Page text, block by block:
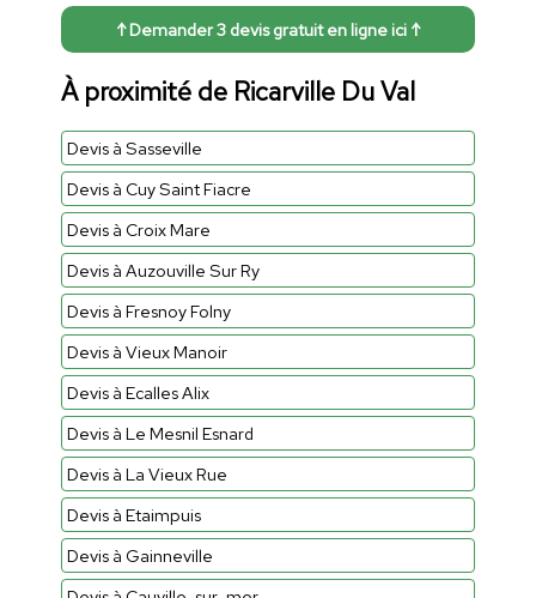
↑ Demander 3 devis gratuit en ligne ici ↑
À proximité de Ricarville Du Val
Devis à Sasseville
Devis à Cuy Saint Fiacre
Devis à Croix Mare
Devis à Auzouville Sur Ry
Devis à Fresnoy Folny
Devis à Vieux Manoir
Devis à Ecalles Alix
Devis à Le Mesnil Esnard
Devis à La Vieux Rue
Devis à Etaimpuis
Devis à Gainneville